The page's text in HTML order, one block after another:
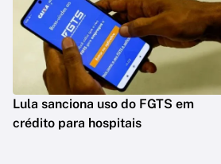
Lula sanciona uso do FGTS em
crédito para hospitais